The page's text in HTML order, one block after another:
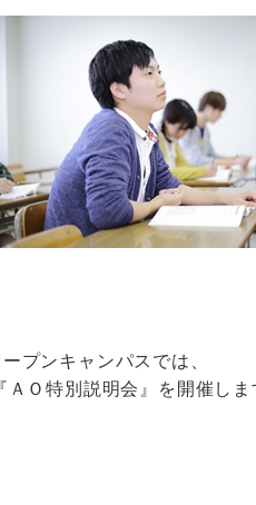
ープンキャンパスでは、
ＡＯ特別説明会』を開催しま